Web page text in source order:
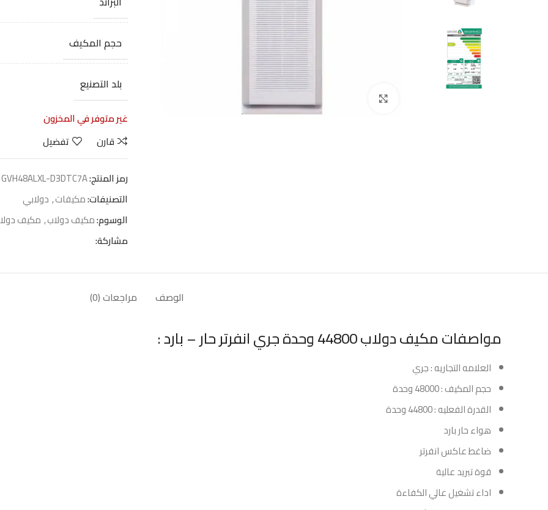
حجم المكيف
بلد التصنيع
غير متوفر في المخزون
قارن
تفضيل
رمز المنتج:GVH48ALXL-D3DTC7A
التصنيفات:مكيفات, دولابي
الوسوم:مكيف دولاب, مكيف دولاب
مشاركة:
الوصف مراجعات (0)
مواصفات مكيف دولاب 44800 وحدة جري انفرتر حار – بارد :
العلامه التجاريه : جري
حجم المكيف : 48000 وحدة
القدرة الفعليه : 44800 وحدة
هواء حار بارد
ضاغط عاكس انفرتر
قوة تبريد عالية
اداء تشغيل عالي الكفاءة